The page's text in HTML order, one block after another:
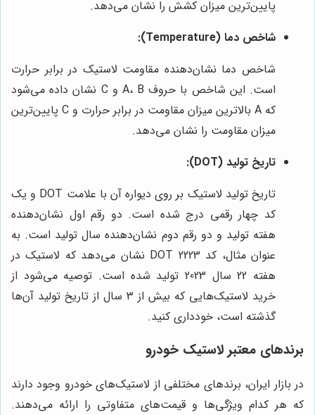
پایین‌ترین میزان کشش را نشان می‌دهد.
شاخص دما (Temperature):
شاخص دما نشان‌دهنده مقاومت لاستیک در برابر حرارت
است. این شاخص با حروف A، B و C نشان داده می‌شود
که A بالاترین میزان مقاومت در برابر حرارت و C پایین‌ترین
میزان مقاومت را نشان می‌دهد.
تاریخ تولید (DOT):
تاریخ تولید لاستیک بر روی دیواره آن با علامت DOT و یک
کد چهار رقمی درج شده است. دو رقم اول نشان‌دهنده
هفته تولید و دو رقم دوم نشان‌دهنده سال تولید است. به
عنوان مثال، کد DOT 2223 نشان می‌دهد که لاستیک در
هفته 22 سال 2023 تولید شده است. توصیه می‌شود از
خرید لاستیک‌هایی که بیش از 3 سال از تاریخ تولید آن‌ها
گذشته است، خودداری کنید.
برندهای معتبر لاستیک خودرو
در بازار ایران، برندهای مختلفی از لاستیک‌های خودرو وجود دارند
که هر کدام ویژگی‌ها و قیمت‌های متفاوتی را ارائه می‌دهند.